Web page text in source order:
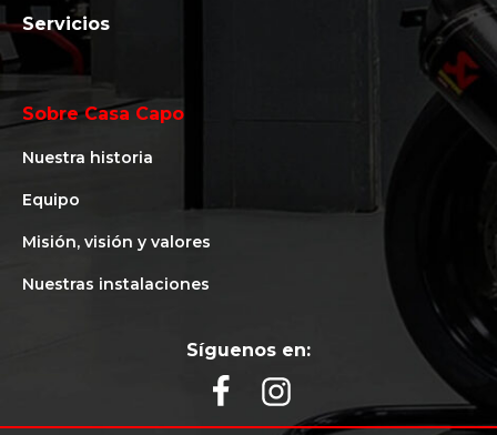
Servicios
Sobre Casa Capo
Nuestra historia
Equipo
Misión, visión y valores
Nuestras instalaciones
Síguenos en: